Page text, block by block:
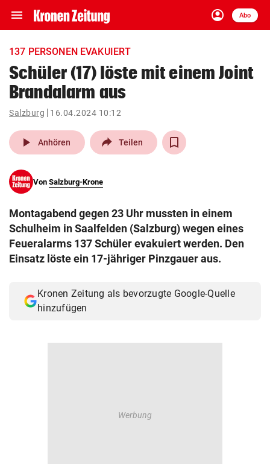
menu Navigation
ein-/ausklappen
account_circle
Anmelden
Abo
close Schließen
account_circle Anmelden
pin_drop
Wien arrow_right
search
eingeben
Muthgasse 2, 1190 Wien
137 PERSONEN EVAKUIERT
Schüler (17) löste mit einem Joint
Brandalarm aus
Salzburg 16.04.2024 10:12
play_arrow Anhören Teilen
Von Salzburg-Krone
Montagabend gegen 23 Uhr mussten in einem
Schulheim in Saalfelden (Salzburg) wegen eines
Feueralarms 137 Schüler evakuiert werden. Den
Einsatz löste ein 17-jähriger Pinzgauer aus.
Kronen Zeitung als bevorzugte Google-Quelle
hinzufügen